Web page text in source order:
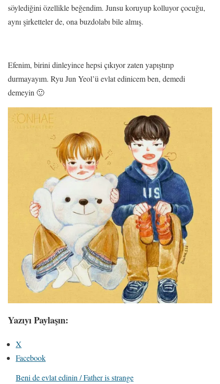
söylediğini özellikle beğendim. Junsu koruyup kolluyor çocuğu,
aynı şirketteler de, ona buzdolabı bile almış.
Efenim, birini dinleyince hepsi çıkıyor zaten yapıştırıp
durmayayım. Ryu Jun Yeol’ü evlat edinicem ben, demedi
demeyin 🙂
Yazıyı Paylaşın:
X
Facebook
Beni de evlat edinin / Father is strange